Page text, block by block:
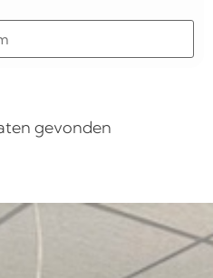
gevonden